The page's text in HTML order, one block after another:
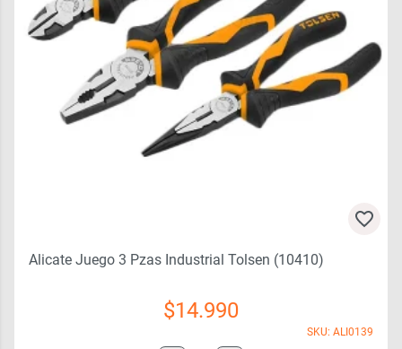
Alicate Juego 3 Pzas Industrial Tolsen (10410)
$14.990
SKU: ALI0139